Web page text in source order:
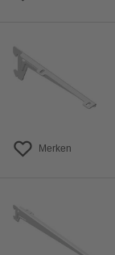
Merken